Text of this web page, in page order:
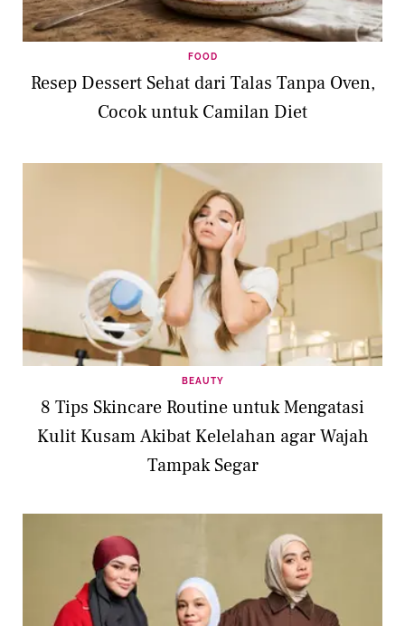
FOOD
Resep Dessert Sehat dari Talas Tanpa Oven,
Cocok untuk Camilan Diet
BEAUTY
8 Tips Skincare Routine untuk Mengatasi
Kulit Kusam Akibat Kelelahan agar Wajah
Tampak Segar